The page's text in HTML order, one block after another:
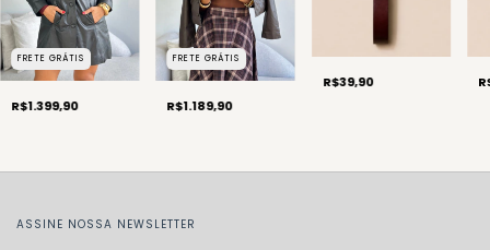
FRETE GRÁTIS
R$1.399,90
FRETE GRÁTIS
R$1.189,90
R$39,90
ASSINE NOSSA NEWSLETTER